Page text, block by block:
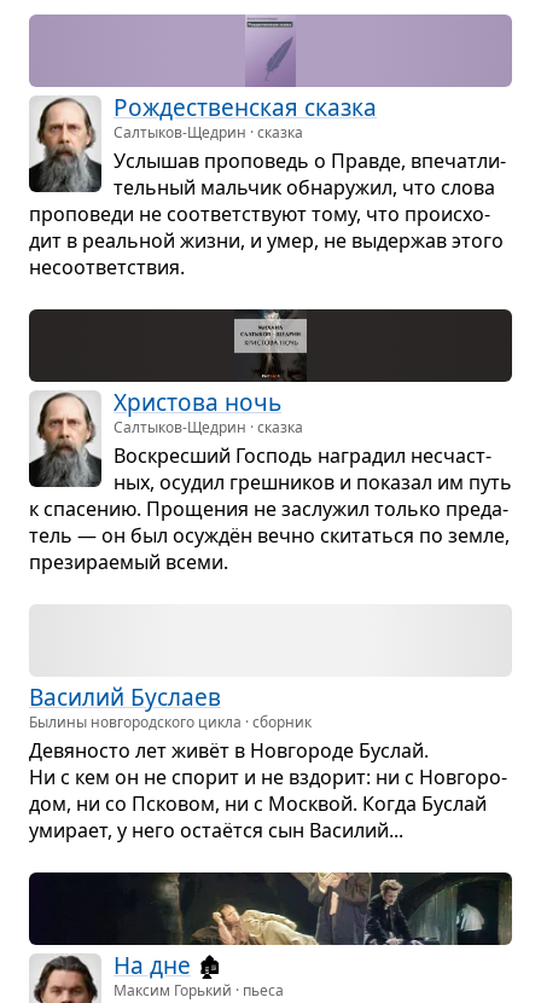
Рожде­ствен­ская сказка
Салтыков-Щедрин · сказка
Услы­шав про­по­ведь о Правде, впе­чат­ли­
тель­ный маль­чик обна­ру­жил, что слова
про­по­веди не соот­вет­ствуют тому, что про­ис­хо­
дит в реаль­ной жизни, и умер, не выдер­жав этого
несо­от­вет­ствия.
Хри­стова ночь
Салтыков-Щедрин · сказка
Вос­крес­ший Гос­подь награ­дил несчаст­
ных, осу­дил греш­ни­ков и пока­зал им путь
к спа­се­нию. Про­ще­ния не заслу­жил только пре­да­
тель — он был осу­ждён вечно ски­таться по земле,
пре­зи­ра­е­мый всеми.
Васи­лий Буслаев
Былины новгородского цикла · сборник
Девя­но­сто лет живёт в Нов­го­роде Буслай.
Ни с кем он не спо­рит и не вздо­рит: ни с Нов­го­ро­
дом, ни со Пско­вом, ни с Моск­вой. Когда Буслай
уми­рает, у него остаётся сын Васи­лий...
На дне 🏚️
Максим Горький · пьеса